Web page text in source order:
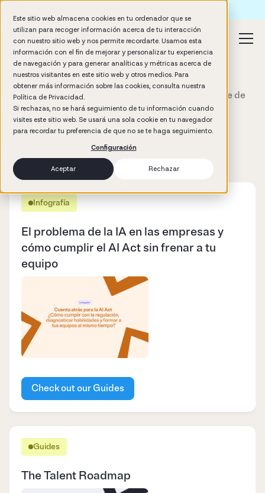
Este sitio web almacena cookies en tu ordenador que se
utilizan para recoger información acerca de tu interacción
con nuestro sitio web y nos permite recordarte. Usamos esta
información con el fin de mejorar y personalizar tu experiencia
de navegación y para generar analíticas y métricas acerca de
nuestros visitantes en este sitio web y otros medios. Para
obtener más información sobre las cookies, consulta nuestra
Política de Privacidad.
Si rechazas, no se hará seguimiento de tu información cuando
visites este sitio web. Se usará una sola cookie en tu navegador
para recordar tu preferencia de que no se te haga seguimiento.
Configuración
Aceptar Rechazar
Thank you for contacting us
Por favor revisa tu email. Hemos enviado un mensaje de
bienvenida.
The Pills es nuestra newsletter sobre gestión de
personas y equipos. Recibirás las últimas noticias
directamente en tu bandeja de entrada.
Infografía
El problema de la IA en las empresas y
cómo cumplir el AI Act sin frenar a tu
equipo
Check out our Guides
Guides
The Talent Roadmap